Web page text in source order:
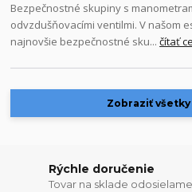
Bezpečnostné skupiny s
odvzdušňovacími ventilmi. V našom
najnovšie bezpečnostné sku...čítať
Zobraziť
Rýchle doručenie
Tovar na sklade